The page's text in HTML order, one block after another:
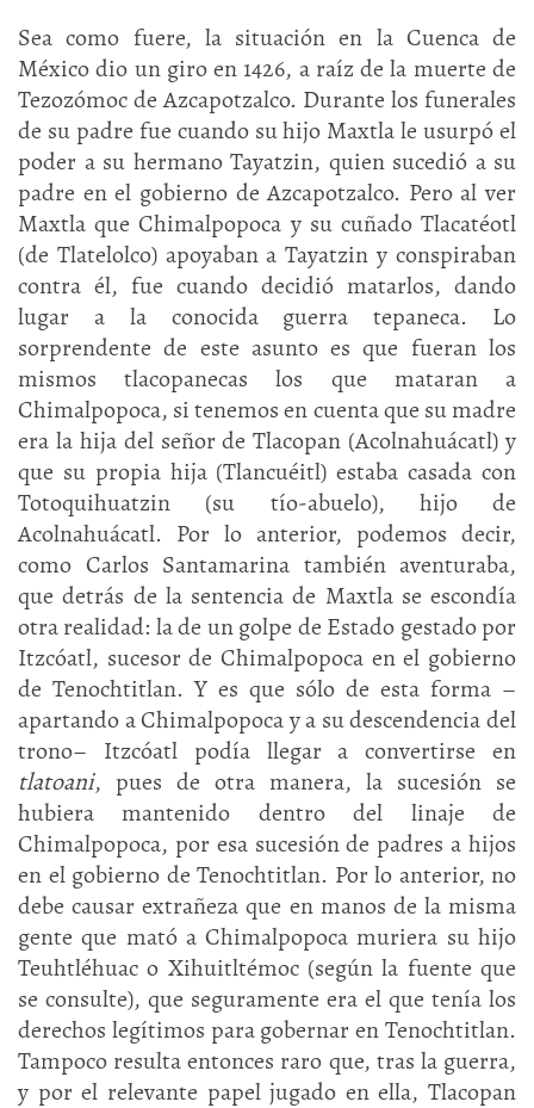
Sea como fuere, la situación en la Cuenca de
México dio un giro en 1426, a raíz de la muerte de
Tezozómoc de Azcapotzalco. Durante los funerales
de su padre fue cuando su hijo Maxtla le usurpó el
poder a su hermano Tayatzin, quien sucedió a su
padre en el gobierno de Azcapotzalco. Pero al ver
Maxtla que Chimalpopoca y su cuñado Tlacatéotl
(de Tlatelolco) apoyaban a Tayatzin y conspiraban
contra él, fue cuando decidió matarlos, dando
lugar a la conocida guerra tepaneca. Lo
sorprendente de este asunto es que fueran los
mismos tlacopanecas los que mataran a
Chimalpopoca, si tenemos en cuenta que su madre
era la hija del señor de Tlacopan (Acolnahuácatl) y
que su propia hija (Tlancuéitl) estaba casada con
Totoquihuatzin (su tío-abuelo), hijo de
Acolnahuácatl. Por lo anterior, podemos decir,
como Carlos Santamarina también aventuraba,
que detrás de la sentencia de Maxtla se escondía
otra realidad: la de un golpe de Estado gestado por
Itzcóatl, sucesor de Chimalpopoca en el gobierno
de Tenochtitlan. Y es que sólo de esta forma –
apartando a Chimalpopoca y a su descendencia del
trono– Itzcóatl podía llegar a convertirse en
tlatoani, pues de otra manera, la sucesión se
hubiera mantenido dentro del linaje de
Chimalpopoca, por esa sucesión de padres a hijos
en el gobierno de Tenochtitlan. Por lo anterior, no
debe causar extrañeza que en manos de la misma
gente que mató a Chimalpopoca muriera su hijo
Teuhtléhuac o Xihuitltémoc (según la fuente que
se consulte), que seguramente era el que tenía los
derechos legítimos para gobernar en Tenochtitlan.
Tampoco resulta entonces raro que, tras la guerra,
y por el relevante papel jugado en ella, Tlacopan